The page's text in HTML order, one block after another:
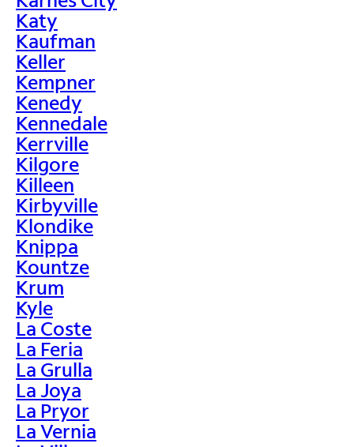
Katy
Kaufman
Keller
Kempner
Kenedy
Kennedale
Kerrville
Kilgore
Killeen
Kirbyville
Klondike
Knippa
Kountze
Krum
Kyle
La Coste
La Feria
La Grulla
La Joya
La Pryor
La Vernia